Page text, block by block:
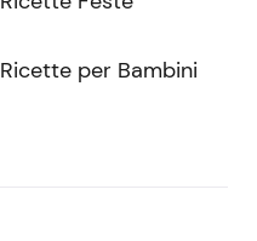
Ricette per Bambini